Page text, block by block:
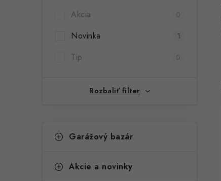
Akcia 0
Novinka 1
Tip 0
Rozbaliť filter
kategórieGarážový bazár
Akcie a novinky